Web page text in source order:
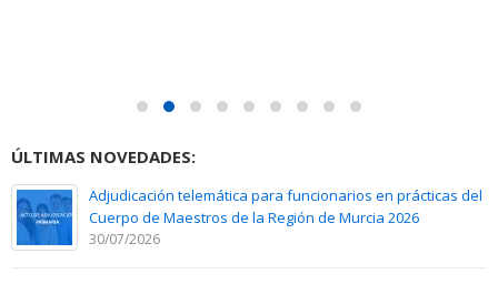
ÚLTIMAS NOVEDADES:
Adjudicación telemática para funcionarios en prácticas del
Cuerpo de Maestros de la Región de Murcia 2026
30/07/2026